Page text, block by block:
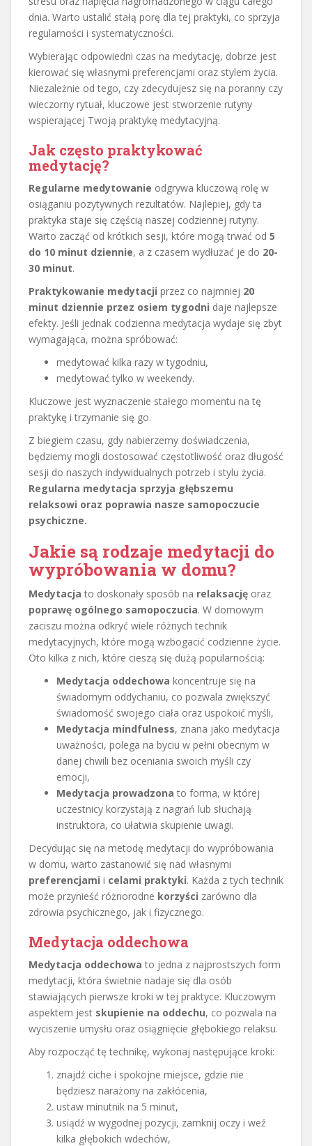
dnia. Warto ustalić stałą porę dla tej praktyki, co sprzyja
regularności i systematyczności.
Wybierając odpowiedni czas na medytację, dobrze jest
kierować się własnymi preferencjami oraz stylem życia.
Niezależnie od tego, czy zdecydujesz się na poranny czy
wieczorny rytuał, kluczowe jest stworzenie rutyny
wspierającej Twoją praktykę medytacyjną.
Jak często praktykować
medytację?
Regularne medytowanie odgrywa kluczową rolę w
osiąganiu pozytywnych rezultatów. Najlepiej, gdy ta
praktyka staje się częścią naszej codziennej rutyny.
Warto zacząć od krótkich sesji, które mogą trwać od 5
do 10 minut dziennie, a z czasem wydłużać je do 20-
30 minut.
Praktykowanie medytacji przez co najmniej 20
minut dziennie przez osiem tygodni daje najlepsze
efekty. Jeśli jednak codzienna medytacja wydaje się zbyt
wymagająca, można spróbować:
medytować kilka razy w tygodniu,
medytować tylko w weekendy.
Kluczowe jest wyznaczenie stałego momentu na tę
praktykę i trzymanie się go.
Z biegiem czasu, gdy nabierzemy doświadczenia,
będziemy mogli dostosować częstotliwość oraz długość
sesji do naszych indywidualnych potrzeb i stylu życia.
Regularna medytacja sprzyja głębszemu
relaksowi oraz poprawia nasze samopoczucie
psychiczne.
Jakie są rodzaje medytacji do
wypróbowania w domu?
Medytacja to doskonały sposób na relaksację oraz
poprawę ogólnego samopoczucia. W domowym
zaciszu można odkryć wiele różnych technik
medytacyjnych, które mogą wzbogacić codzienne życie.
Oto kilka z nich, które cieszą się dużą popularnością:
Medytacja oddechowa koncentruje się na
świadomym oddychaniu, co pozwala zwiększyć
świadomość swojego ciała oraz uspokoić myśli,
Medytacja mindfulness, znana jako medytacja
uważności, polega na byciu w pełni obecnym w
danej chwili bez oceniania swoich myśli czy
emocji,
Medytacja prowadzona to forma, w której
uczestnicy korzystają z nagrań lub słuchają
instruktora, co ułatwia skupienie uwagi.
Decydując się na metodę medytacji do wypróbowania
w domu, warto zastanowić się nad własnymi
preferencjami i celami praktyki. Każda z tych technik
może przynieść różnorodne korzyści zarówno dla
zdrowia psychicznego, jak i fizycznego.
Medytacja oddechowa
Medytacja oddechowa to jedna z najprostszych form
medytacji, która świetnie nadaje się dla osób
stawiających pierwsze kroki w tej praktyce. Kluczowym
aspektem jest skupienie na oddechu, co pozwala na
wyciszenie umysłu oraz osiągnięcie głębokiego relaksu.
Aby rozpocząć tę technikę, wykonaj następujące kroki:
znajdź ciche i spokojne miejsce, gdzie nie
będziesz narażony na zakłócenia,
ustaw minutnik na 5 minut,
usiądź w wygodnej pozycji, zamknij oczy i weź
kilka głębokich wdechów,